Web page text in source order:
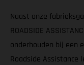
Naast onze
ROADSIDE
onderhouden bij een
Roadside Assistance